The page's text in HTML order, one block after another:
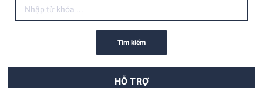
Tìm kiếm
HỖ TRỢ